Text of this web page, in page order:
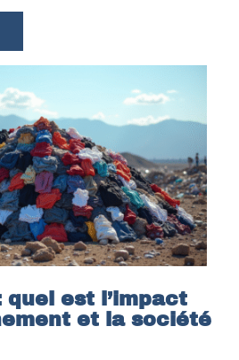
quel est l’impact
et la société